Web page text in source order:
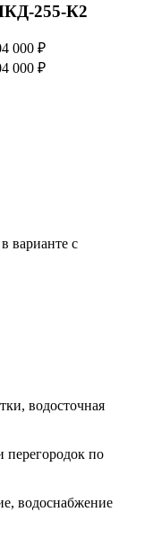
255-К2
000 ₽
000 ₽
варианте с
водосточная
перегородок по
водоснабжение